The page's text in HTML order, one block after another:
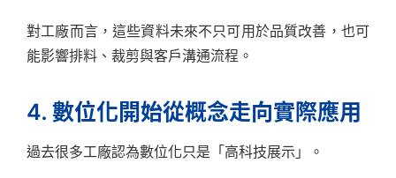
對工廠而言，這些資料未來不只可用於品質改善，也可
能影響排料、裁剪與客戶溝通流程。
4. 數位化開始從概念走向實際應用
過去很多工廠認為數位化只是「高科技展示」。